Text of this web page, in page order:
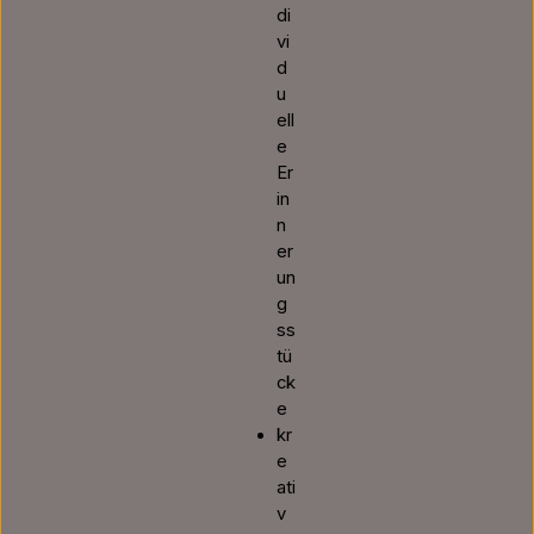
di
vi
d
u
ell
e
Er
in
n
er
un
g
ss
tü
ck
e
kr
e
ati
v